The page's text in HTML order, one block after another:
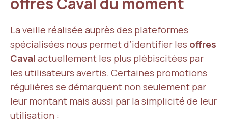
La veille réalisée auprès des plateformes
spécialisées nous permet d’identifier les offres
Caval actuellement les plus plébiscitées par
les utilisateurs avertis. Certaines promotions
régulières se démarquent non seulement par
leur montant mais aussi par la simplicité de leur
utilisation :